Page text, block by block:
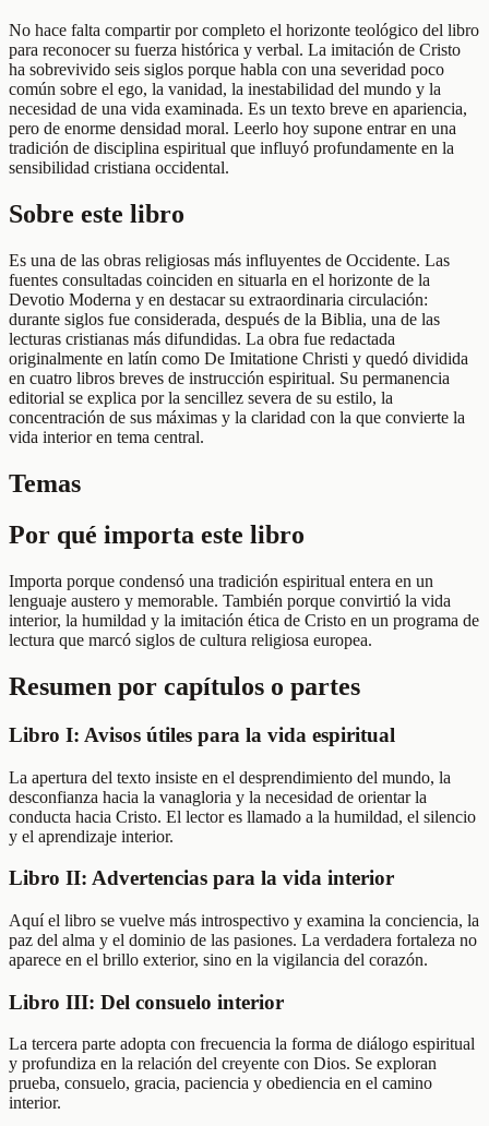
No hace falta compartir por completo el horizonte teológico del libro
para reconocer su fuerza histórica y verbal. La imitación de Cristo
ha sobrevivido seis siglos porque habla con una severidad poco
común sobre el ego, la vanidad, la inestabilidad del mundo y la
necesidad de una vida examinada. Es un texto breve en apariencia,
pero de enorme densidad moral. Leerlo hoy supone entrar en una
tradición de disciplina espiritual que influyó profundamente en la
sensibilidad cristiana occidental.
Sobre este libro
Es una de las obras religiosas más influyentes de Occidente. Las
fuentes consultadas coinciden en situarla en el horizonte de la
Devotio Moderna y en destacar su extraordinaria circulación:
durante siglos fue considerada, después de la Biblia, una de las
lecturas cristianas más difundidas. La obra fue redactada
originalmente en latín como De Imitatione Christi y quedó dividida
en cuatro libros breves de instrucción espiritual. Su permanencia
editorial se explica por la sencillez severa de su estilo, la
concentración de sus máximas y la claridad con la que convierte la
vida interior en tema central.
Temas
Por qué importa este libro
Importa porque condensó una tradición espiritual entera en un
lenguaje austero y memorable. También porque convirtió la vida
interior, la humildad y la imitación ética de Cristo en un programa de
lectura que marcó siglos de cultura religiosa europea.
Resumen por capítulos o partes
Libro I: Avisos útiles para la vida espiritual
La apertura del texto insiste en el desprendimiento del mundo, la
desconfianza hacia la vanagloria y la necesidad de orientar la
conducta hacia Cristo. El lector es llamado a la humildad, el silencio
y el aprendizaje interior.
Libro II: Advertencias para la vida interior
Aquí el libro se vuelve más introspectivo y examina la conciencia, la
paz del alma y el dominio de las pasiones. La verdadera fortaleza no
aparece en el brillo exterior, sino en la vigilancia del corazón.
Libro III: Del consuelo interior
La tercera parte adopta con frecuencia la forma de diálogo espiritual
y profundiza en la relación del creyente con Dios. Se exploran
prueba, consuelo, gracia, paciencia y obediencia en el camino
interior.